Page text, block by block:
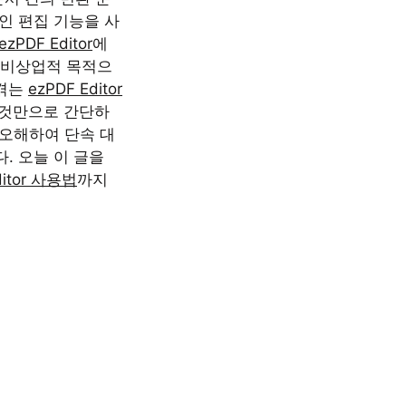
편집 기능을 사
Editor에
상업적 목적으
는 ezPDF Editor
만으로 간단하
해하여 단속 대
. 오늘 이 글을
사용법까지